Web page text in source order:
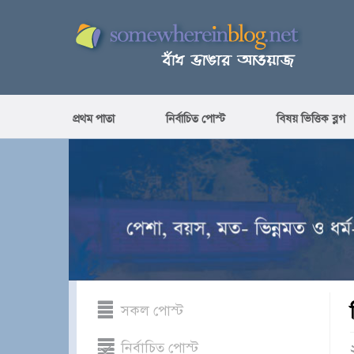
প্রথম পাতা নির্বাচিত পোস্ট বিষয় ভিত্তিক ব্লগ
সকল পোস্ট
নির্বাচিত পোস্ট